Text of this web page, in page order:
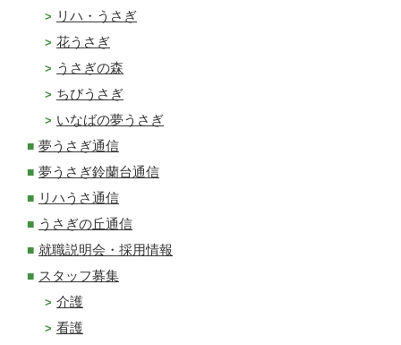
リハ・うさぎ
花うさぎ
うさぎの森
ちびうさぎ
いなばの夢うさぎ
夢うさぎ通信
夢うさぎ鈴蘭台通信
リハうさ通信
うさぎの丘通信
就職説明会・採用情報
スタッフ募集
介護
看護